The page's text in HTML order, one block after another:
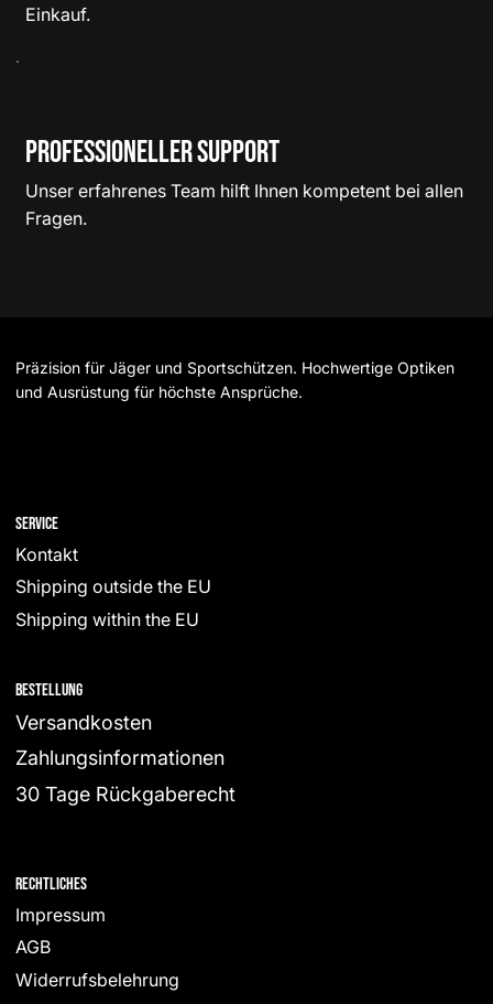
Einkauf.
Professioneller Support
Unser erfahrenes Team hilft Ihnen kompetent bei allen
Fragen.
Präzision für Jäger und Sportschützen. Hochwertige Optiken
und Ausrüstung für höchste Ansprüche.
Service
Kontakt
Shipping outside the EU
Shipping within the EU
Bestellung
Versandkosten
Zahlungsinformationen
30 Tage Rückgaberecht
Rechtliches
Impressum
AGB
Widerrufsbelehrung